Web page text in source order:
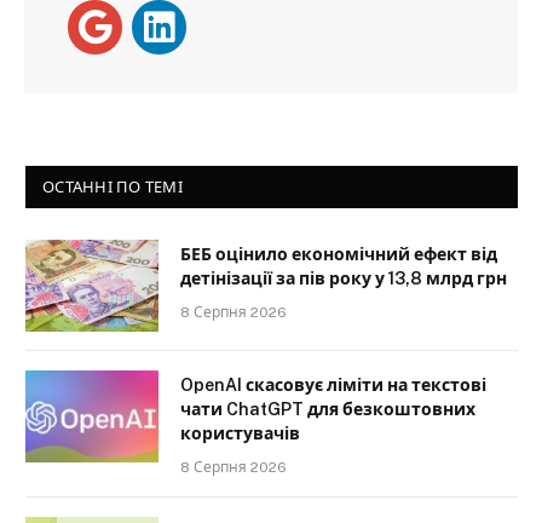
ОСТАННІ ПО ТЕМІ
БЕБ оцінило економічний ефект від
детінізації за пів року у 13,8 млрд грн
8 Серпня 2026
OpenAI скасовує ліміти на текстові
чати ChatGPT для безкоштовних
користувачів
8 Серпня 2026